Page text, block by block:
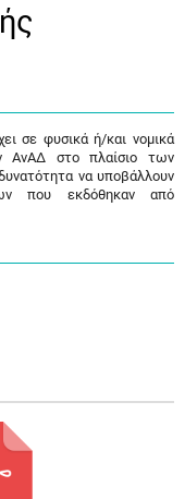
σε φυσικά ή/και νομικά
ΑνΑΔ στο πλαίσιο των
να υποβάλλουν
που εκδόθηκαν από